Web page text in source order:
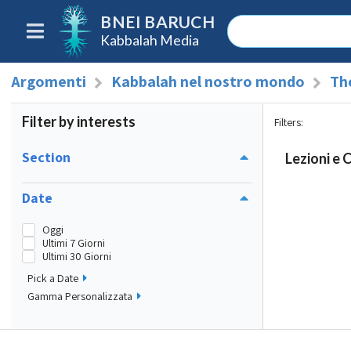
BNEI BARUCH
Kabbalah Media
Argomenti Kabbalah nel nostro mondo
Filter by interests
Section
Date
Oggi
Ultimi 7 Giorni
Ultimi 30 Giorni
Pick a Date
Gamma Personalizzata
Filters:
Lezioni e